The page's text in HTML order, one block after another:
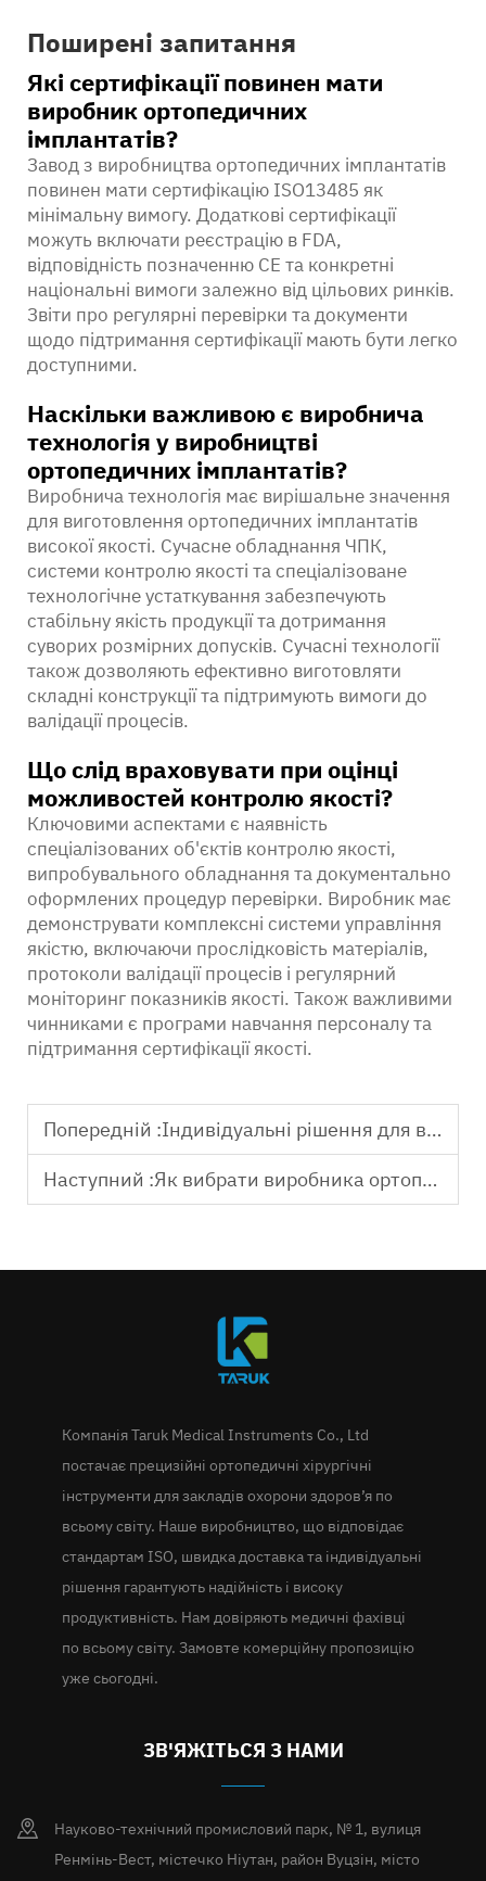
Поширені запитання
Які сертифікації повинен мати
виробник ортопедичних
імплантатів?
Завод з виробництва ортопедичних імплантатів
повинен мати сертифікацію ISO13485 як
мінімальну вимогу. Додаткові сертифікації
можуть включати реєстрацію в FDA,
відповідність позначенню СЕ та конкретні
національні вимоги залежно від цільових ринків.
Звіти про регулярні перевірки та документи
щодо підтримання сертифікації мають бути легко
доступними.
Наскільки важливою є виробнича
технологія у виробництві
ортопедичних імплантатів?
Виробнича технологія має вирішальне значення
для виготовлення ортопедичних імплантатів
високої якості. Сучасне обладнання ЧПК,
системи контролю якості та спеціалізоване
технологічне устаткування забезпечують
стабільну якість продукції та дотримання
суворих розмірних допусків. Сучасні технології
також дозволяють ефективно виготовляти
складні конструкції та підтримують вимоги до
валідації процесів.
Що слід враховувати при оцінці
можливостей контролю якості?
Ключовими аспектами є наявність
спеціалізованих об'єктів контролю якості,
випробувального обладнання та документально
оформлених процедур перевірки. Виробник має
демонструвати комплексні системи управління
якістю, включаючи прослідковість матеріалів,
протоколи валідації процесів і регулярний
моніторинг показників якості. Також важливими
чинниками є програми навчання персоналу та
підтримання сертифікації якості.
Попередній :Індивідуальні рішення для виготовлення інструментів для коліна
Наступний :Як вибрати виробника ортопедичних інструментів
Компанія Taruk Medical Instruments Co., Ltd
постачає прецизійні ортопедичні хірургічні
інструменти для закладів охорони здоров’я по
всьому світу. Наше виробництво, що відповідає
стандартам ISO, швидка доставка та індивідуальні
рішення гарантують надійність і високу
продуктивність. Нам довіряють медичні фахівці
по всьому світу. Замовте комерційну пропозицію
уже сьогодні.
ЗВ'ЯЖІТЬСЯ З НАМИ
Науково-технічний промисловий парк, № 1, вулиця
Ренмінь-Вест, містечко Ніутан, район Вуцзін, місто